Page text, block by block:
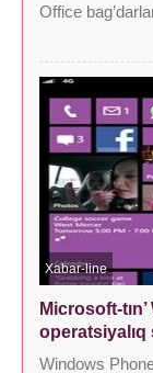
Office
Xabar-line
Microsoft-
operatsiyalıq
Windows